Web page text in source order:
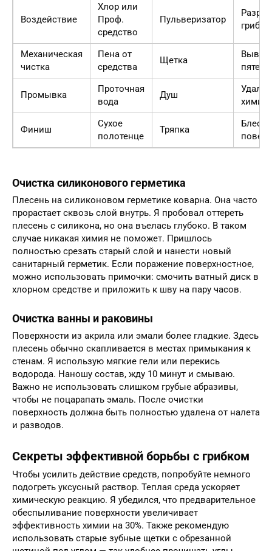
Воздействие
Хлор или
Проф.
средство
Пульверизатор
грибка
Механическая
чистка
Пена от
средства
Щетка
пятен
Промывка
Проточная
вода
Душ
химии
Финиш
Сухое
полотенце
Тряпка
Очистка силиконового герметика
Плесень на силиконовом герметике коварна. Она часто
прорастает сквозь слой внутрь. Я пробовал оттереть
плесень с силикона, но она въелась глубоко. В таком
случае никакая химия не поможет. Пришлось
полностью срезать старый слой и нанести новый
санитарный герметик. Если поражение поверхностное,
можно использовать примочки: смочить ватный диск в
хлорном средстве и приложить к шву на пару часов.
Очистка ванны и раковины
Поверхности из акрила или эмали более гладкие. Здесь
плесень обычно скапливается в местах примыкания к
стенам. Я использую мягкие гели или перекись
водорода. Наношу состав, жду 10 минут и смываю.
Важно не использовать слишком грубые абразивы,
чтобы не поцарапать эмаль. После очистки
поверхность должна быть полностью удалена от налета
и разводов.
Секреты эффективной борьбы с грибком
Чтобы усилить действие средств, попробуйте немного
подогреть уксусный раствор. Теплая среда ускоряет
химическую реакцию. Я убедился, что предварительное
обеспыливание поверхности увеличивает
эффективность химии на 30%. Также рекомендую
использовать старые зубные щетки с обрезанной